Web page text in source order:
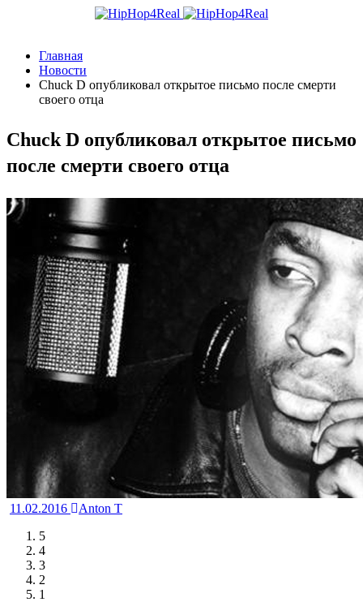
Главная
Новости
Chuck D опубликовал открытое письмо после смерти
своего отца
Chuck D опубликовал открытое письмо
после смерти своего отца
11.02.2016
Anton T
5
4
3
2
1